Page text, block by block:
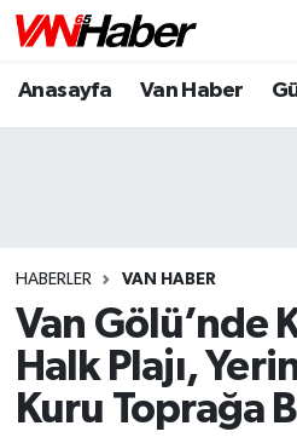
Anasayfa Van Haber
HABERLER VAN HABER
Van Gölü’nde
Halk Plajı,
Kuru Toprağa
Nöbetçi Eczaneler
Puan Durumu ve Fikstür
Tüm Manşetler
Son Dakika Haberleri